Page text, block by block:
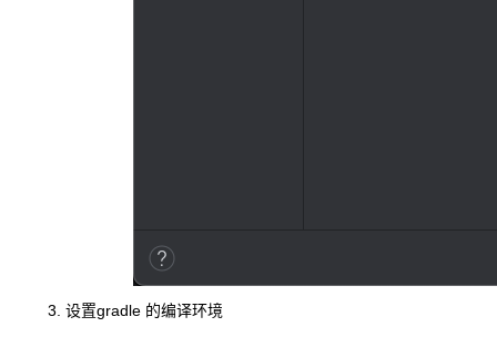
设置gradle 的编译环境